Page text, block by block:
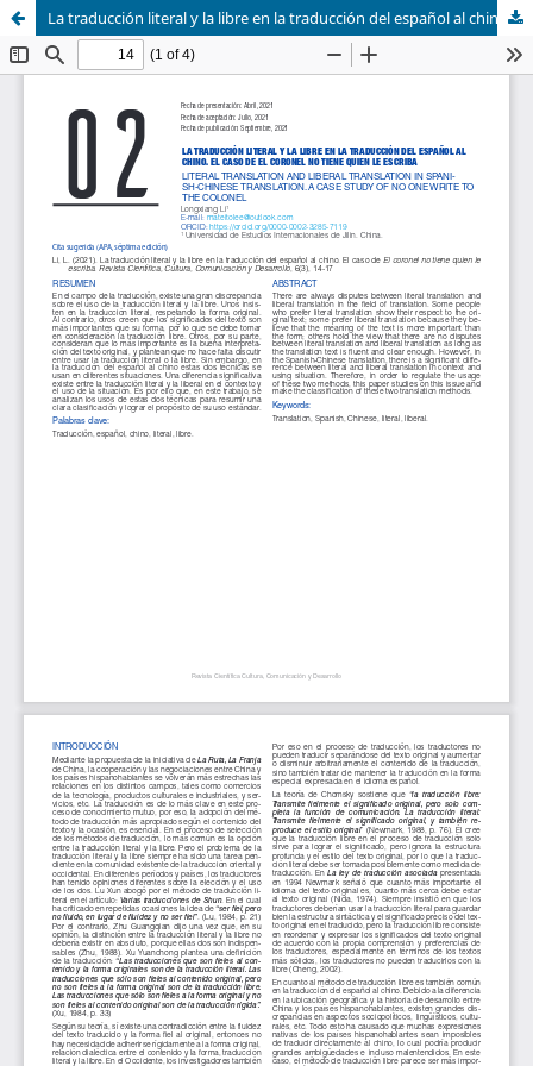
La traducción literal y la libre en la traducción del español al chino. El caso de El coronel no tiene quien le escriba